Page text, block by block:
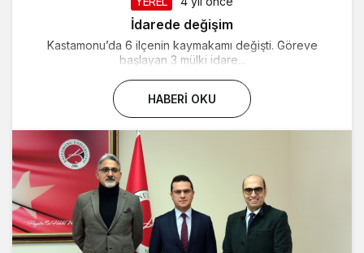
İdarede değişim
Kastamonu’da 6 ilçenin kaymakamı değişti. Göreve
başlayan 3 mülki idare...
HABERI OKU